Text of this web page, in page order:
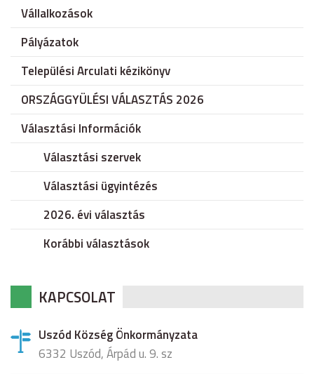
Vállalkozások
Pályázatok
Települési Arculati kézikönyv
ORSZÁGGYÜLÉSI VÁLASZTÁS 2026
Választási Információk
Választási szervek
Választási ügyintézés
2026. évi választás
Korábbi választások
KAPCSOLAT
Uszód Község Önkormányzata
6332 Uszód, Árpád u. 9. sz